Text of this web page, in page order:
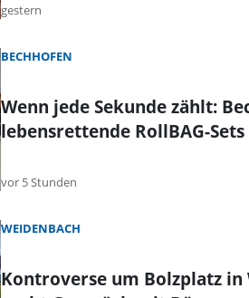
gestern
BECHHOFEN
Wenn jede Sekunde zählt:
lebensrettende RollBAG-Sets
vor 5 Stunden
WEIDENBACH
Kontroverse um Bolzplatz